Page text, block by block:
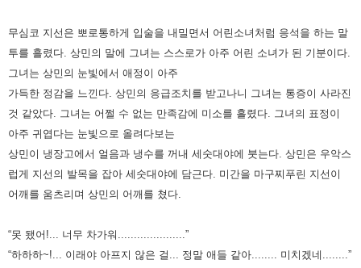
무심코 지선은 뽀로통하게 입술을 내밀면서 어린소녀처럼 응석을 하는 말
투를 흘렸다. 상민의 말에 그녀는 스스로가 아주 어린 소녀가 된 기분이다.
그녀는 상민의 눈빛에서 애정이 아주
가득한 정감을 느낀다. 상민의 응급조치를 받고나니 그녀는 통증이 사라진
것 같았다. 그녀는 어쩔 수 없는 만족감에 미소를 흘렸다. 그녀의 표정이
아주 귀엽다는 눈빛으로 올려다보는
상민이 냉장고에서 얼음과 냉수를 꺼내 세숫대야에 붓는다. 상민은 우악스
럽게 지선의 발목을 잡아 세숫대야에 담근다. 미간을 마구찌푸린 지선이
어깨를 움츠리며 상민의 어깨를 쳤다.
“못 됐어!... 너무 차가워.....................”
“하하하~!... 이래야 아프지 않은 걸... 정말 애들 같아........ 미치겠네........”